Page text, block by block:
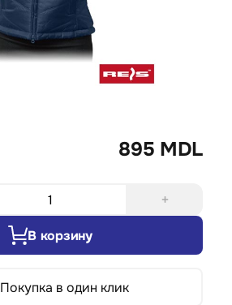
895 MDL
+
В корзину
Покупка в один клик